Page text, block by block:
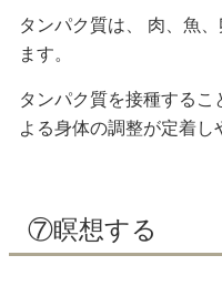
タンパク質は、 肉、魚
ます。
タンパク質を接種する
よる身体の調整が定着し
⑦瞑想する